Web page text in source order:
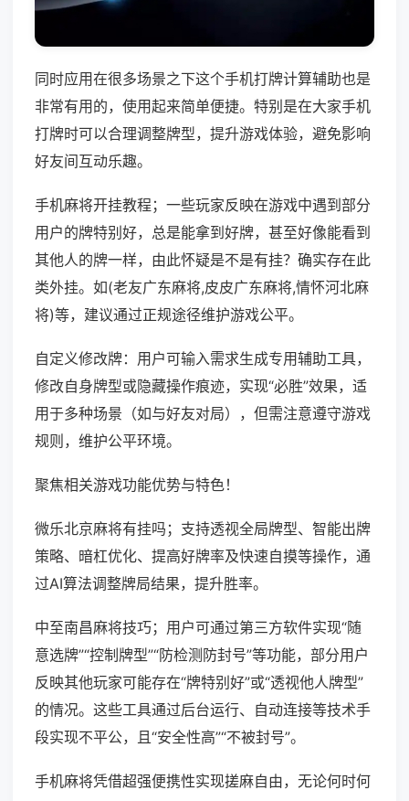
同时应用在很多场景之下这个手机打牌计算辅助也是
非常有用的，使用起来简单便捷。特别是在大家手机
打牌时可以合理调整牌型，提升游戏体验，避免影响
好友间互动乐趣。
手机麻将开挂教程；一些玩家反映在游戏中遇到部分
用户的牌特别好，总是能拿到好牌，甚至好像能看到
其他人的牌一样，由此怀疑是不是有挂？确实存在此
类外挂。如(老友广东麻将,皮皮广东麻将,情怀河北麻
将)等，建议通过正规途径维护游戏公平。
自定义修改牌：用户可输入需求生成专用辅助工具，
修改自身牌型或隐藏操作痕迹，实现“必胜”效果，适
用于多种场景（如与好友对局），但需注意遵守游戏
规则，维护公平环境。
聚焦相关游戏功能优势与特色！
微乐北京麻将有挂吗；支持透视全局牌型、智能出牌
策略、暗杠优化、提高好牌率及快速自摸等操作，通
过AI算法调整牌局结果，提升胜率。
中至南昌麻将技巧；用户可通过第三方软件实现“随
意选牌”“控制牌型”“防检测防封号”等功能，部分用户
反映其他玩家可能存在“牌特别好”或“透视他人牌型”
的情况。这些工具通过后台运行、自动连接等技术手
段实现不平公，且“安全性高”“不被封号”。
手机麻将凭借超强便携性实现搓麻自由，无论何时何